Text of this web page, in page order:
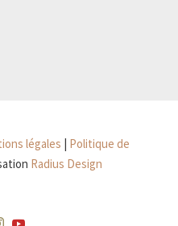
légales | Politique de
Radius Design